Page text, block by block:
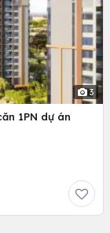
3
1PN dự án